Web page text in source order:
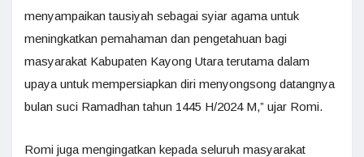
menyampaikan tausiyah sebagai syiar agama untuk
meningkatkan pemahaman dan pengetahuan bagi
masyarakat Kabupaten Kayong Utara terutama dalam
upaya untuk mempersiapkan diri menyongsong datangnya
bulan suci Ramadhan tahun 1445 H/2024 M,” ujar Romi.
Romi juga mengingatkan kepada seluruh masyarakat